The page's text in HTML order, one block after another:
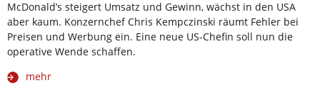
McDonald’s steigert Umsatz und Gewinn, wächst in den USA
aber kaum. Konzernchef Chris Kempczinski räumt Fehler bei
Preisen und Werbung ein. Eine neue US-Chefin soll nun die
operative Wende schaffen.
mehr